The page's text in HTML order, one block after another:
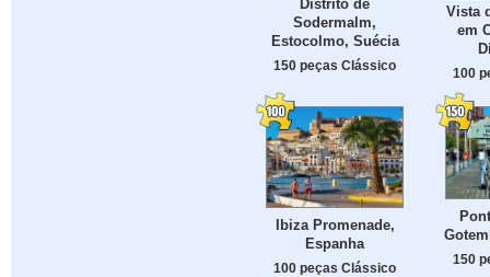
Distrito de
Sodermalm,
Estocolmo, Suécia
150 peças Clássico
Vista
em
100
Ibiza Promenade,
Espanha
100 peças Clássico
150